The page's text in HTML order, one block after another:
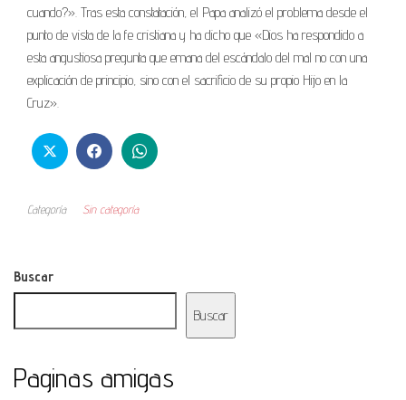
cuando?». Tras esta constatación, el Papa analizó el problema desde el
punto de vista de la fe cristiana y ha dicho que «Dios ha respondido a
esta angustiosa pregunta que emana del escándalo del mal no con una
explicación de principio, sino con el sacrificio de su propio Hijo en la
Cruz».
Categoría Sin categoría
Buscar
Buscar
Paginas amigas